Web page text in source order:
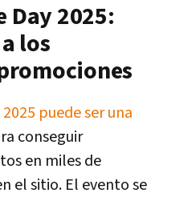
Day 2025:
los
puede ser una
conseguir
en miles de
el sitio. El evento se